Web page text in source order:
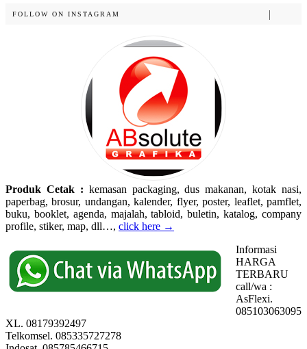
FOLLOW ON INSTAGRAM
Produk Cetak : kemasan packaging, dus makanan, kotak nasi,
paperbag, brosur, undangan, kalender, flyer, poster, leaflet, pamflet,
buku, booklet, agenda, majalah, tabloid, buletin, katalog, company
profile, stiker, map, dll…, click here →
Informasi
HARGA
TERBARU
call/wa :
AsFlexi.
085103063095
XL. 08179392497
Telkomsel. 085335727278